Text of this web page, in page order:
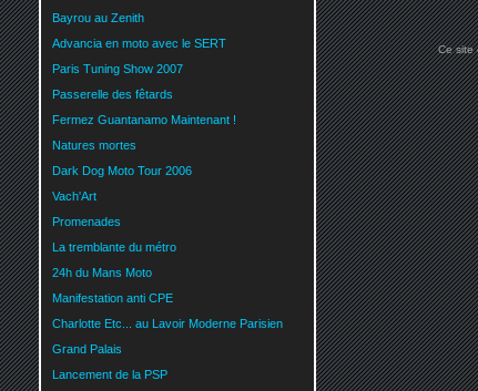
Bayrou au Zenith
Advancia en moto avec le SERT
Paris Tuning Show 2007
Passerelle des fêtards
Fermez Guantanamo Maintenant !
Natures mortes
Dark Dog Moto Tour 2006
Vach'Art
Promenades
La tremblante du métro
24h du Mans Moto
Manifestation anti CPE
Charlotte Etc... au Lavoir Moderne Parisien
Grand Palais
Lancement de la PSP
Ce site